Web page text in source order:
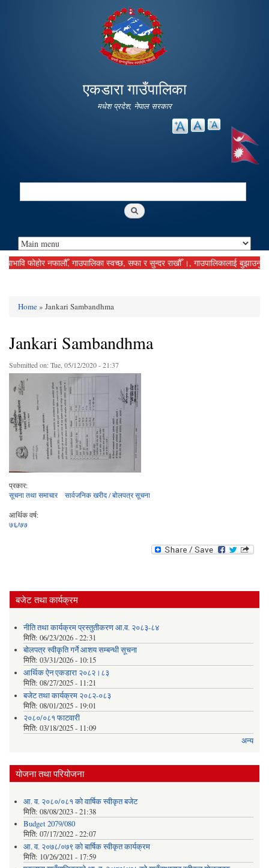
main
content
एकडारा गाउँपालिका
मधेश प्रदेश, नेपाल सरकार
Search
फोहोर नफालौँ, गाउपालिका स्वच्छ, सफा र सुन्दर राखौँ ।, गाउपालिकालाई बुझाउनु
Home» Jankari Sambandhma
Jankari Sambandhma
Submitted on:Tue, 05/12/2020 - 21:37
प्रकार:
सूचना तथा समाचार
सार्वजनिक खरीद / बोलपत्र सूचना
आर्थिक वर्ष:
७६/७७
बजेट तथा कार्यक्रम
नीति तथा कार्यक्रम प्रस्तुतीकरण आ.व. २०८३-८४
मिति: 06/23/2026 - 22:31
बोलपत्र स्वीकृति गर्ने आशय सम्बन्धी सूचना
मिति: 03/31/2026 - 10:15
आर्थिक ऐन एकडारा २०८२।८३
मिति: 08/27/2025 - 11:21
बजेट तथा कार्यक्रम २०८२-०८३
मिति: 08/01/2025 - 19:01
२०८०/०८१ फाटवारी
मिति: 03/18/2025 - 11:09
अन्य
योजना तथा परियोजना
आ. व. २०८०/०८१ को वार्षिक स्वीकृत बजेट
मिति: 08/08/2023 - 21:38
Budget 2079/080
मिति: 07/17/2022 - 22:07
आ. व. २०७८/०७९ को बार्षिक स्वीकृत कार्यक्रम
मिति: 10/26/2021 - 17:59